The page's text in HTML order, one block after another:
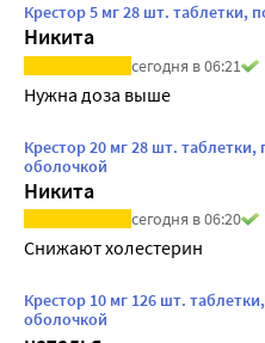
Крестор 5 мг 28 шт. таблетки,
Никита
сегодня в 06:21
Нужна доза выше
Крестор 20 мг 28 шт.
оболочкой
Никита
сегодня в 06:20
Снижают холестерин
Крестор 10 мг 126 шт.
оболочкой